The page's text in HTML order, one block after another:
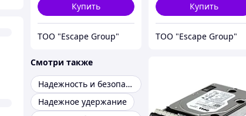
Купить
ТОО "Escape Group"
Купить
ТОО "Escape Group"
Смотри также
Надежность и безопасность данных
Надежное удержание